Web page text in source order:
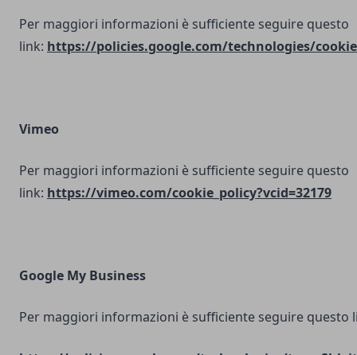
Per maggiori informazioni è sufficiente seguire questo
link: https://policies.google.com/technologies/
Vimeo
Per maggiori informazioni è sufficiente seguire questo
link: https://vimeo.com/cookie_policy?vcid=32179
Google My Business
Per maggiori informazioni è sufficiente seguire questo